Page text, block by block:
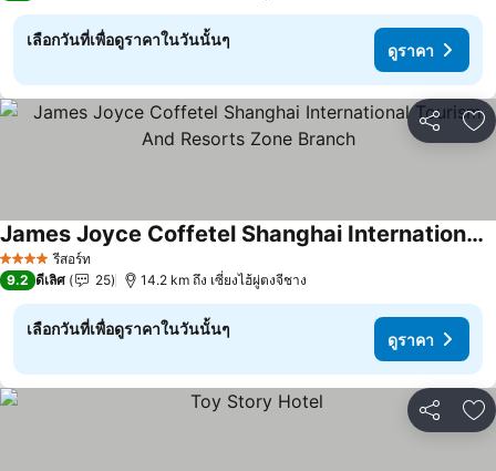
เลือกวันที่เพื่อดูราคาในวันนั้นๆ
ดูราคา
แชร์ เ
4 ดาว รีสอร์ท
James Joyce Coffetel Shanghai International Tourism And Resorts Zone Branch
9.2 ดีเลิศ 25 14.2 km ถึง เซี่ยงไฮ้ผู่ตงจีชาง
เลือกวันที่เพื่อดูราคาในวันนั้นๆ
ดูราคา
แชร์ เ